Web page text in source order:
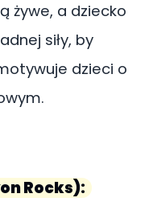
żywe, a dziecko
siły, by
dzieci o
Rocks):